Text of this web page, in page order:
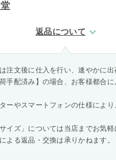
返品について
注文後に仕入を行い、速やかに出
手配済み】の場合、お客様都合
ーやスマートフォンの仕様によ
イズ」については当店までお気軽
よる返品・交換は承りかねます。